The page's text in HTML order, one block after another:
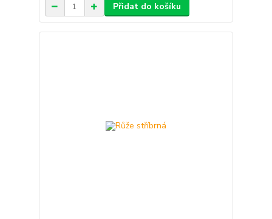
Přidat do košíku